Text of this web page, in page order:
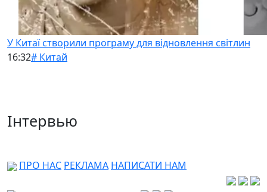
У Китаї створили програму для відновлення світлин
16:32# Китай
Інтервью
ПРО НАС РЕКЛАМА НАПИСАТИ НАМ